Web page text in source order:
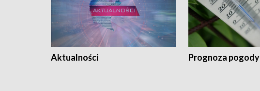
Aktualności Prognoza pogody